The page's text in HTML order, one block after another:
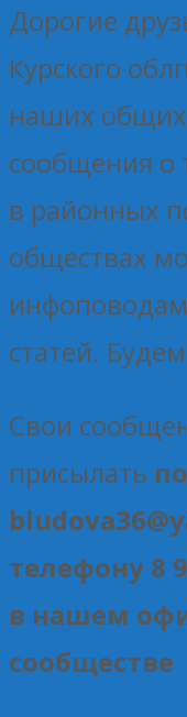
Дорогие
Курского
наших
сообщения о
в районных
обществах
статей.
Свои
присылать
телефону 8
в нашем
сообществе